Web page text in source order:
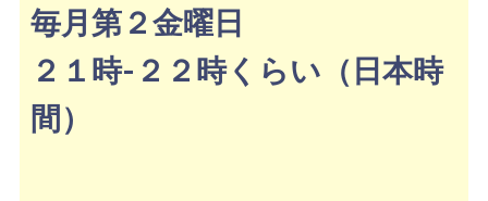
毎月第２金曜日
２１時-２２時くらい（日本時
間）